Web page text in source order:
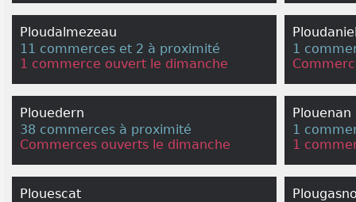
Ploudalmezeau
11 commerces et 2 à proximité
1 commerce ouvert le dimanche
1
Plouedern
38 commerces à proximité
Commerces ouverts le dimanche
Plouenan
1
1
Plouescat